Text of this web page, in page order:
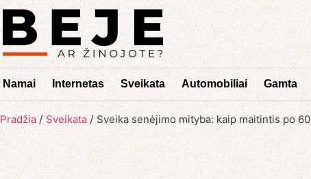
Namai Internetas Sveikata Automobiliai Gamta
Pradžia / Sveikata / Sveika senėjimo mityba: kaip maitintis po 60